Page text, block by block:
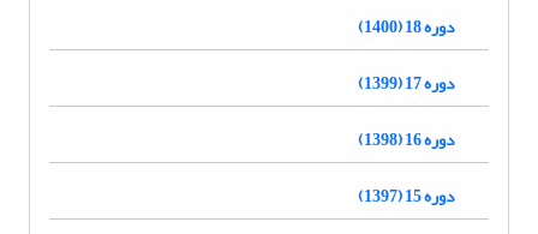
دوره 18 (1400)
دوره 17 (1399)
دوره 16 (1398)
دوره 15 (1397)